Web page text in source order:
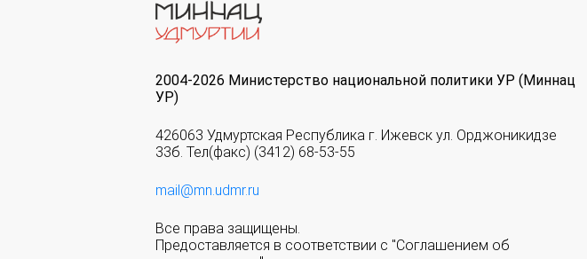
2004-2026 Министерство национальной политики УР (Миннац
УР)
426063 Удмуртская Республика г. Ижевск ул. Орджоникидзе
33б. Тел(факс) (3412) 68-53-55
mail@mn.udmr.ru
Все права защищены.
Предоставляется в соответствии с "Соглашением об